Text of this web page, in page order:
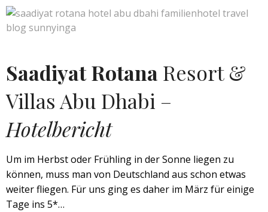
Saadiyat RotanaResort &
Villas Abu Dhabi –
Hotelbericht
Um im Herbst oder Frühling in der Sonne liegen zu
können, muss man von Deutschland aus schon etwas
weiter fliegen. Für uns ging es daher im März für einige
Tage ins 5*…